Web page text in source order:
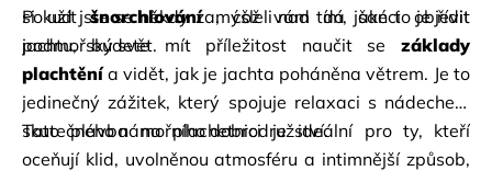
si užít šnorchlování
, což vám dá šanci objevit
podmořský svět.
Pokud jste se někdy zamýšleli nad tím, jaké to je řídit
jachtu, budete mít příležitost naučit se
základy
plachtění a vidět, jak je jachta poháněna větrem. Je to
jedinečný zážitek, který spojuje relaxaci s nádechem
skutečného námořního dobrodružství.
Tato plavba na plachetnici je ideální pro ty, kteří
oceňují klid, uvolněnou atmosféru a intimnější způsob,